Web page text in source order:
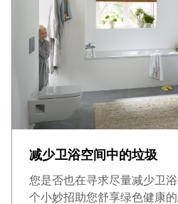
减少卫浴空间中的垃圾
您是否也在寻求尽量减少卫
个小妙招助您舒享绿色健康的